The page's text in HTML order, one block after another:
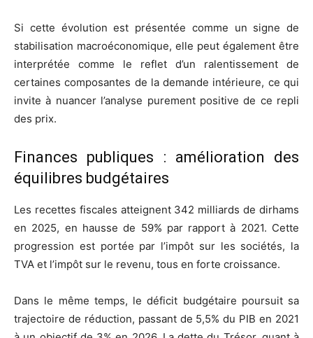
Si cette évolution est présentée comme un signe de
stabilisation macroéconomique, elle peut également être
interprétée comme le reflet d’un ralentissement de
certaines composantes de la demande intérieure, ce qui
invite à nuancer l’analyse purement positive de ce repli
des prix.
Finances publiques : amélioration des
équilibres budgétaires
Les recettes fiscales atteignent 342 milliards de dirhams
en 2025, en hausse de 59% par rapport à 2021. Cette
progression est portée par l’impôt sur les sociétés, la
TVA et l’impôt sur le revenu, tous en forte croissance.
Dans le même temps, le déficit budgétaire poursuit sa
trajectoire de réduction, passant de 5,5% du PIB en 2021